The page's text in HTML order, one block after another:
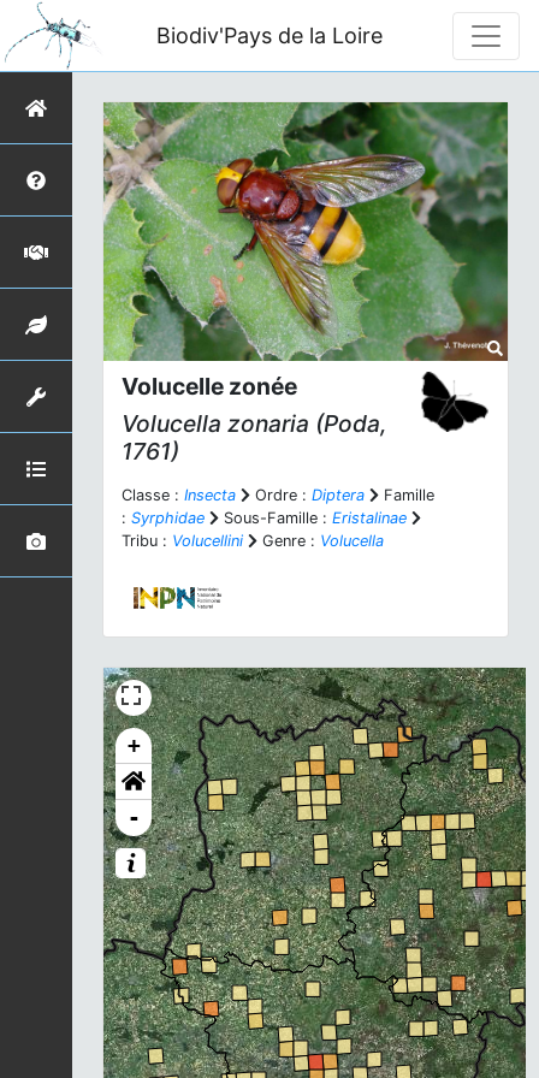
Biodiv'Pays de la Loire
Volucelle zonée
Volucella zonaria (Poda,
1761)
Classe : Insecta Ordre : Diptera
Famille
: Syrphidae Sous-Famille : Eristalinae
Tribu : Volucellini Genre : Volucella
+
-